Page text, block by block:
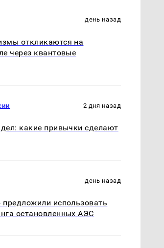
день назад
откликаются на
через квантовые
2 дня назад
какие привычки сделают
день назад
предложили использовать
остановленных АЭС